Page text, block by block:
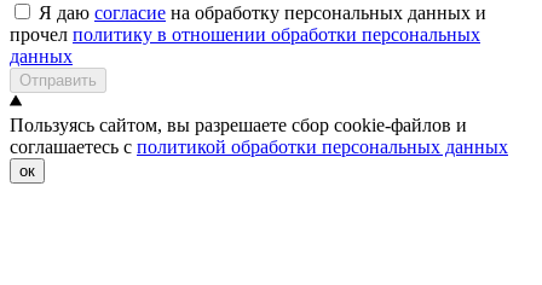
Я даю согласие на обработку персональных данных и
прочел политику в отношении обработки персональных
данных
Отправить
Пользуясь сайтом, вы разрешаете сбор cookie-файлов и
соглашаетесь с политикой обработки персональных данных
ок